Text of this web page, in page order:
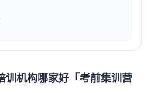
训机构哪家好「考前集训营